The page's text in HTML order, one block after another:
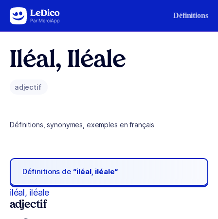
Aller au contenu Définitions
Iléal, Iléale
adjectif
Définitions, synonymes, exemples en français
Définitions de “iléal, iléale“
iléal, iléale
adjectif